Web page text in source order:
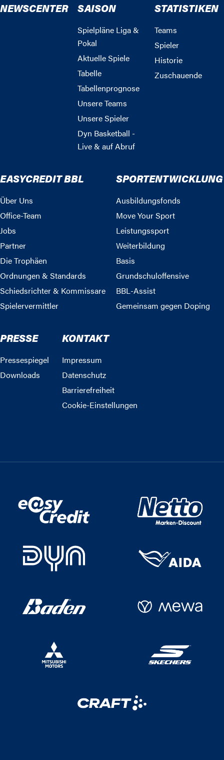
NEWSCENTER SAISON
Spielpläne Liga &
Pokal
Aktuelle Spiele
Tabelle
Tabellenprognose
Unsere Teams
Unsere Spieler
Dyn Basketball -
Live & auf Abruf
STATISTIKEN
Teams
Spieler
Historie
Zuschauende
EASYCREDIT BBL
Über Uns
Office-Team
Jobs
Partner
Die Trophäen
Ordnungen & Standards
Schiedsrichter & Kommissare
Spielervermittler
SPORTENTWICKLUNG
Ausbildungsfonds
Move Your Sport
Leistungssport
Weiterbildung
Basis
Grundschuloffensive
BBL-Assist
Gemeinsam gegen Doping
PRESSE
Pressespiegel
Downloads
KONTAKT
Impressum
Datenschutz
Barrierefreiheit
Cookie-Einstellungen